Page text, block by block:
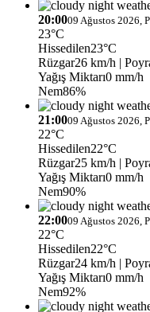
20:0009 Ağustos 2026,
23°C
Hissedilen23°C
Rüzgar26 km/h |
Yağış Miktarı0 mm/h
Nem86%
21:0009 Ağustos 2026,
22°C
Hissedilen22°C
Rüzgar25 km/h |
Yağış Miktarı0 mm/h
Nem90%
22:0009 Ağustos 2026,
22°C
Hissedilen22°C
Rüzgar24 km/h |
Yağış Miktarı0 mm/h
Nem92%